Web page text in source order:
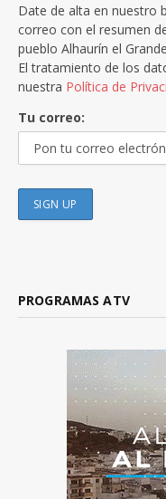
Date de alta en nuestro
correo con el resumen
pueblo Alhaurín el
El tratamiento de los
nuestra Política de
Tu correo:
PROGRAMAS ATV